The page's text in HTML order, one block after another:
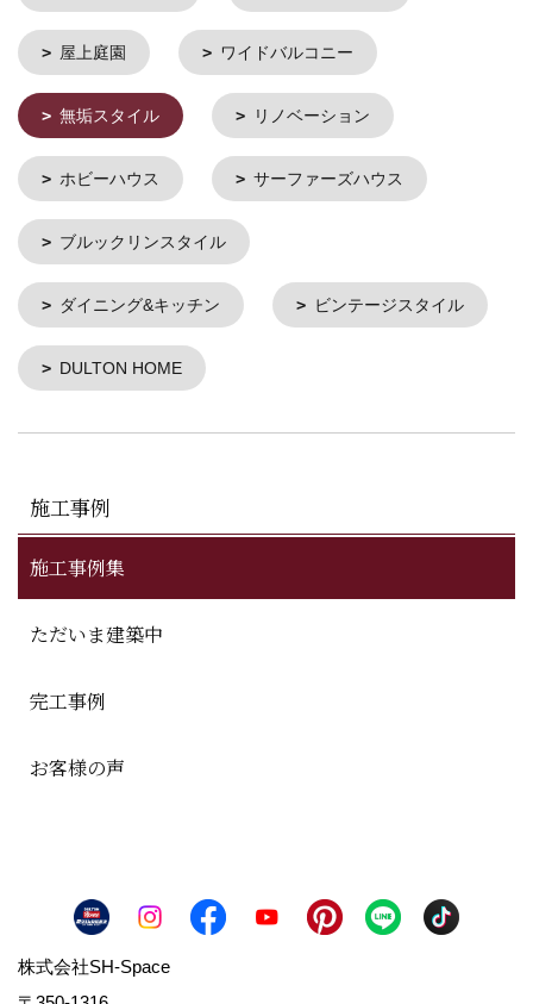
屋上庭園 ワイドバルコニー
無垢スタイル リノベーション
ホビーハウス サーファーズハウス
ブルックリンスタイル
ダイニング&キッチン ビンテージスタイル
DULTON HOME
施工事例
施工事例集
ただいま建築中
完工事例
お客様の声
株式会社SH-Space